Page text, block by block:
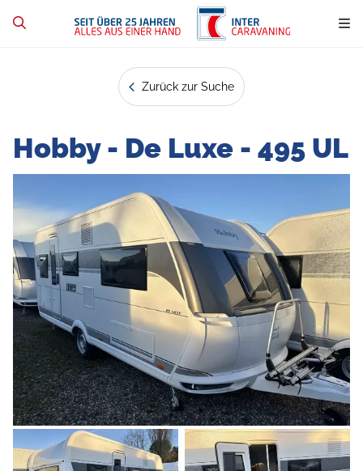
Zurück zur Suche
Hobby - De Luxe - 495 UL